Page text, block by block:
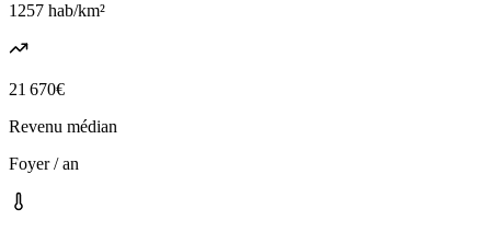
1257 hab/km²
21 670€
Revenu médian
Foyer / an